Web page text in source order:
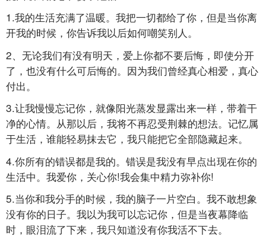
1.我的生活充满了温暖。我把一切都给了你，但是当你离
开我的时候，你告诉我以后如何嘲笑别人。
2、无论我们有没有明天，爱上你都不要后悔，即使分开
了，也没有什么可后悔的。因为我们曾经真心相爱，真心
付出。
3.让我慢慢忘记你，就像阳光蒸发显露出来一样，带着干
净的心情。从那以后，我将不再忍受荆棘的想法。记忆属
于生活，谁能轻易抹去它，我只能把它全部隐藏起来。
4.你所有的错误都是我的。错误是我没有早点出现在你的
生活中。我爱你，关心你!我会集中精力弥补你!
5.当你和我分手的时候，我的脑子一片空白。我不敢想象
没有你的日子。我以为我可以忘记你，但是当夜幕降临
时，眼泪流了下来，我只知道没有你我活不下去。